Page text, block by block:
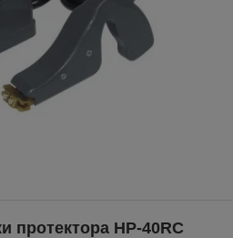
протектора HP-40RC